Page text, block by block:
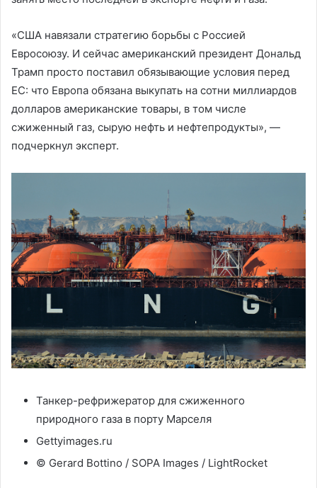
«США навязали стратегию борьбы с Россией
Евросоюзу. И сейчас американский президент Дональд
Трамп просто поставил обязывающие условия перед
ЕС: что Европа обязана выкупать на сотни миллиардов
долларов американские товары, в том числе
сжиженный газ, сырую нефть и нефтепродукты», —
подчеркнул эксперт.
Танкер-рефрижератор для сжиженного
природного газа в порту Марселя
Gettyimages.ru
© Gerard Bottino / SOPA Images / LightRocket